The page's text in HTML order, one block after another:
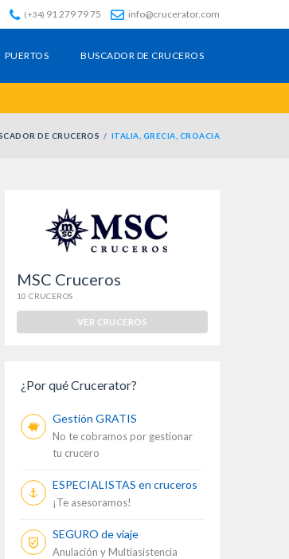
(+34) 91 279 79 75 info@crucerator.com
PUERTOS BUSCADOR DE CRUCEROS
DE CRUCEROS ITALIA, GRECIA, CROACIA
653 €
803 €
1213 €
01/06/2025
803 €
1213 €
MSC Cruceros
10 CRUCEROS
VER CRUCEROS
¿Por qué Crucerator?
Gestión GRATIS
No te cobramos por gestionar
tu crucero
ESPECIALISTAS en cruceros
¡Te asesoramos!
SEGURO de viaje
Anulación y Multiasistencia